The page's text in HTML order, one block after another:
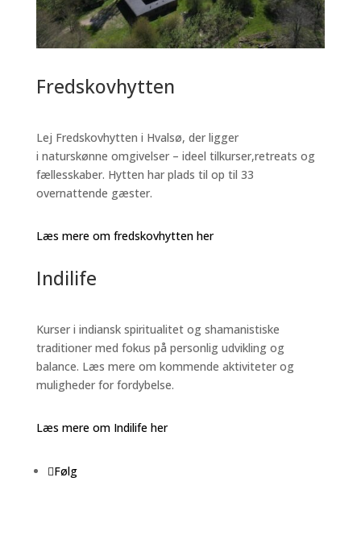
Fredskovhytten
Lej Fredskovhytten i Hvalsø, der ligger
i naturskønne omgivelser – ideel tilkurser,retreats og
fællesskaber. Hytten har plads til op til 33
overnattende gæster.
Læs mere om fredskovhytten her
Indilife
Kurser i indiansk spiritualitet og shamanistiske
traditioner med fokus på personlig udvikling og
balance. Læs mere om kommende aktiviteter og
muligheder for fordybelse.
Læs mere om Indilife her
Følg